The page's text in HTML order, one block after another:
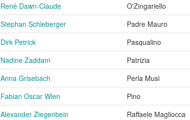
René Dawn-Claude
O'Zingariello
Stephan Schleberger
Padre Mauro
Dirk Petrick
Pasqualino
Nadine Zaddam
Patrizia
Anna Grisebach
Perla Musi
Fabian Oscar Wien
Pino
Alexander Ziegenbein Raffaele Magliocca